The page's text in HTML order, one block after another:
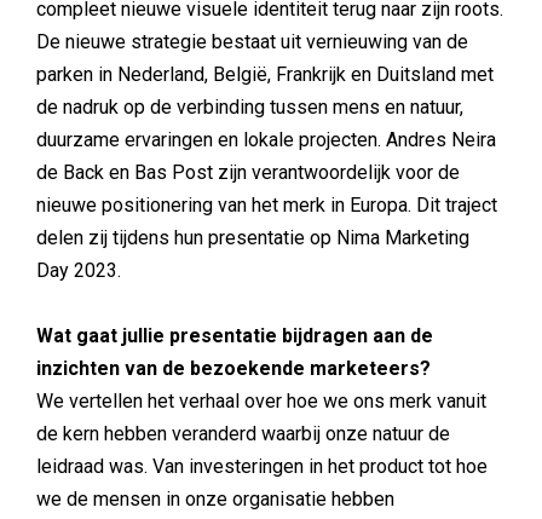
compleet nieuwe visuele identiteit terug naar zijn roots.
De nieuwe strategie bestaat uit vernieuwing van de
parken in Nederland, België, Frankrijk en Duitsland met
de nadruk op de verbinding tussen mens en natuur,
duurzame ervaringen en lokale projecten. Andres Neira
de Back en Bas Post zijn verantwoordelijk voor de
nieuwe positionering van het merk in Europa. Dit traject
delen zij tijdens hun presentatie op Nima Marketing
Day 2023.
Wat gaat jullie presentatie bijdragen aan de
inzichten van de bezoekende marketeers?
We vertellen het verhaal over hoe we ons merk vanuit
de kern hebben veranderd waarbij onze natuur de
leidraad was. Van investeringen in het product tot hoe
we de mensen in onze organisatie hebben